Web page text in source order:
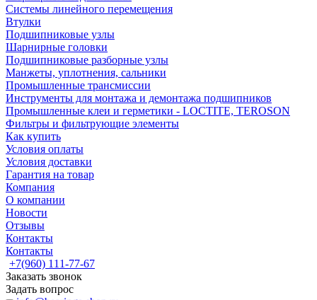
Системы линейного перемещения
Втулки
Подшипниковые узлы
Шарнирные головки
Подшипниковые разборные узлы
Манжеты, уплотнения, сальники
Промышленные трансмиссии
Инструменты для монтажа и демонтажа подшипников
Промышленные клеи и герметики - LOCTITE, TEROSON
Фильтры и фильтрующие элементы
Как купить
Условия оплаты
Условия доставки
Гарантия на товар
Компания
О компании
Новости
Отзывы
Контакты
Контакты
+7(960) 111-77-67
Заказать звонок
Задать вопрос